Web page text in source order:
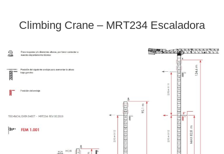
Climbing Crane – MRT234 Escaladora